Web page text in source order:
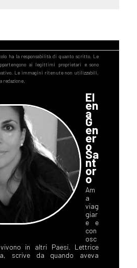
El
en
a
G
en
er
o
Sa
nt
or
o
Am
a
viag
giar
e e
con
osc
in altri Paesi. Lettrice
scrive da quando aveva